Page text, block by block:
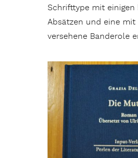
Schrifttype mit
Absätzen und eine mit
versehene Banderole